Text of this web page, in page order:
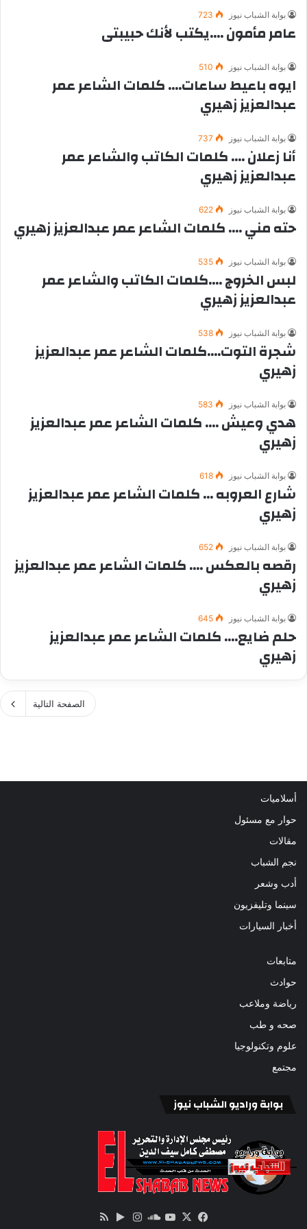
بوابة الشباب نيوز 723
عامر مأمون ….يكتب لأنك حبيبتى
بوابة الشباب نيوز 510
ايوه باعيط ساعات…. كلمات الشاعر عمر
عبدالعزيز زهيري
بوابة الشباب نيوز 737
أنا زعلان …. كلمات الكاتب والشاعر عمر
عبدالعزيز زهيري
بوابة الشباب نيوز 622
حته مني …. كلمات الشاعر عمر عبدالعزيز زهيري
بوابة الشباب نيوز 535
لبس الخروج ….كلمات الكاتب والشاعر عمر
عبدالعزيز زهيري
بوابة الشباب نيوز 538
شجرة التوت….كلمات الشاعر عمر عبدالعزيز
زهيري
بوابة الشباب نيوز 583
هدي وعيش …. كلمات الشاعر عمر عبدالعزيز
زهيري
بوابة الشباب نيوز 618
شارع العروبه … كلمات الشاعر عمر عبدالعزيز
زهيري
بوابة الشباب نيوز 652
رقصه بالعكس …. كلمات الشاعر عمر عبدالعزيز
زهيري
بوابة الشباب نيوز 645
حلم ضايع…. كلمات الشاعر عمر عبدالعزيز
زهيري
الصفحة التالية
أسلاميات
حوار مع مسئول
مقالات
نجم الشباب
أدب وشعر
سينما وتليفزيون
أخبار السيارات
متابعات
حوادث
رياضة وملاعب
صحه و طب
علوم وتكنولوجيا
مجتمع
بوابة وراديو الشباب نيوز
فيسبوك
‫X
‫YouTube
ساوندانستقرام‏Google